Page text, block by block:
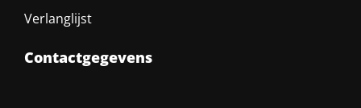
Verlanglijst
Contactgegevens